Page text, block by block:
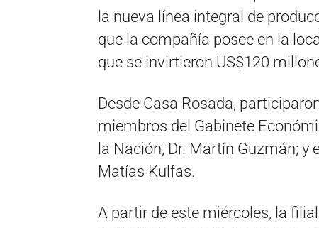
la nueva línea integral de
que la compañía posee en la
que se invirtieron US$120
Desde Casa Rosada,
miembros del Gabinete
la Nación, Dr. Martín Guzmán; y
Matías Kulfas.
A partir de este miércoles, la